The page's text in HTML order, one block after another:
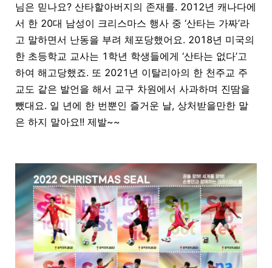
님은 믿나요? 산타할아버지의 존재를. 2012년 캐나다에
서 한 20대 남성이 크리스마스 행사 중 ‘산타는 가짜’라
고 말하면서 난동을 부려 체포당했어요. 2018년 미국의
한 초등학교 교사는 1학년 학생들에게 ‘산타는 없다’고
하여 해고당했죠. 또 2021년 이탈리아의 한 천주교 주
교도 같은 발언을 해서 교구 차원에서 사과하며 진땀을
뺐대요. 일 년에 한 번뿐인 즐거운 날, 상처받을만한 말
은 하지 말아요!! 제발~~